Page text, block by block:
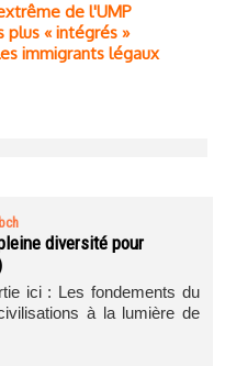
de l'UMP
plus « intégrés »
immigrants légaux
diversité pour
ici : Les fondements du
à la lumière de